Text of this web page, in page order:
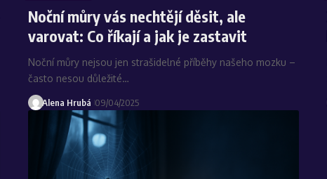
Noční můry vás nechtějí děsit, ale
varovat: Co říkají a jak je zastavit
Noční můry nejsou jen strašidelné příběhy našeho mozku –
často nesou důležité…
Alena Hrubá 09/04/2025